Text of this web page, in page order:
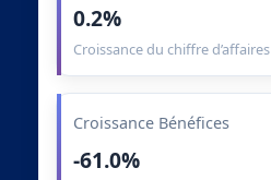
0.2%
Croissance du chiffre d’affaires
Croissance Bénéfices
-61.0%